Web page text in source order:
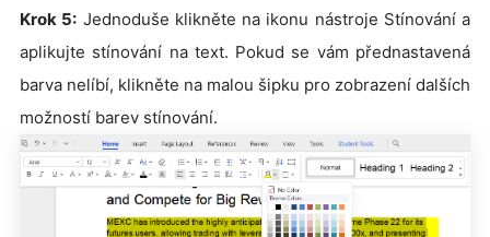
Krok 5: Jednoduše klikněte na ikonu nástroje Stínování a
aplikujte stínování na text. Pokud se vám přednastavená
barva nelíbí, klikněte na malou šipku pro zobrazení dalších
možností barev stínování.